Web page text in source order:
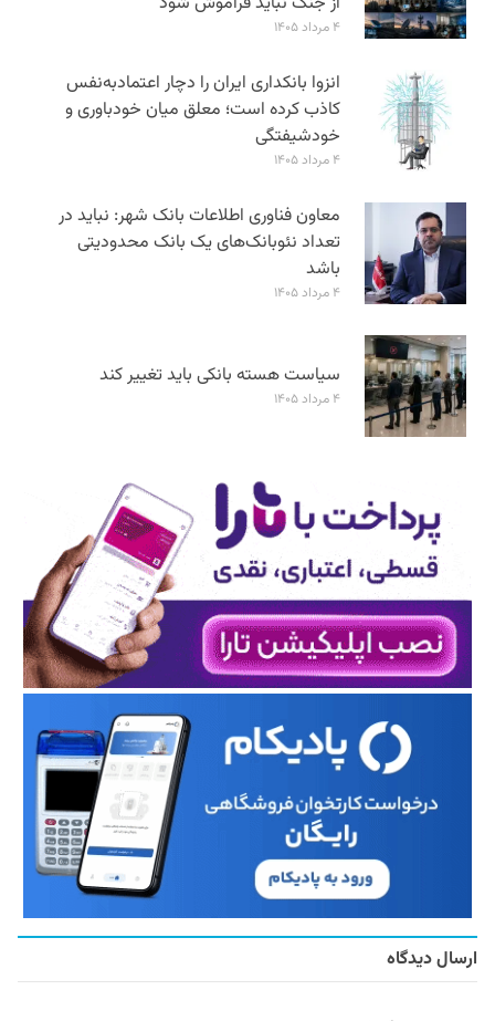
۴ مرداد ۱۴۰۵
انزوا بانکداری ایران را دچار اعتمادبه‌نفس
کاذب کرده است؛ معلق میان خودباوری و
خودشیفتگی
۴ مرداد ۱۴۰۵
معاون فناوری اطلاعات بانک شهر: نباید در
تعداد نئوبانک‌های یک بانک محدودیتی
باشد
۴ مرداد ۱۴۰۵
سیاست هسته بانکی باید تغییر کند
۴ مرداد ۱۴۰۵
ارسال دیدگاه